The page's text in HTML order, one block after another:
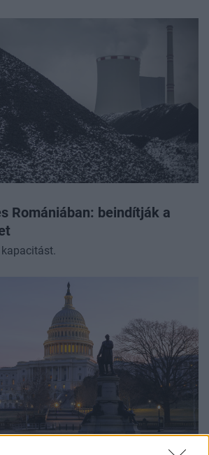
Romániában: beindítják a